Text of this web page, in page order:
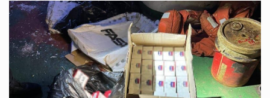
Traficul se desfășoară cu dificultate, sâmbătă dimineață, pe Autostrada A2, pe sensul București – Constanța, în urma unui accident rutier produs la kilometrul 99, în zona localității Dragoș-Vodă, județul Călărași. Potrivit Centrului INFOTRAFIC din cadrul Inspectoratului General al Poliției Române, în accident au fost implicate șase autovehicule. Acestea au fost scoase în afara benzilor de circulație, însă valorile de trafic sunt ridicate. O persoană necesită îngrijiri medicale. Polițiștii le recomandă șoferilor să circule cu atenție sporită, să evite schimbările bruște de bandă și manevrele riscante și să păstreze o distanță corespunzătoare între autovehicule. De asemenea, conducătorii auto sunt sfătuiți să nu…
Valul de căldură continuă în Dobrogea, iar meteorologii au emis o nouă atenționare Cod galben de temperaturi deosebit de ridicate și caniculă, valabilă sâmbătă, 8 august, între orele 10:00 și 21:00. Potrivit avertizării, temperaturile maxime vor ajunge la 34-36 de grade Celsius, iar disconfortul termic va fi ridicat. Indicele temperatură-umezeală (ITU) va atinge sau va depăși pragul critic de 80 de unități, ceea ce înseamnă condiții dificile pentru organism, în special pentru persoanele vulnerabile. Autoritățile din Constanța au anunțat o serie de măsuri pentru reducerea efectelor temperaturilor ridicate și pentru sprijinirea populației în această perioadă. Ce măsuri sunt luate în…